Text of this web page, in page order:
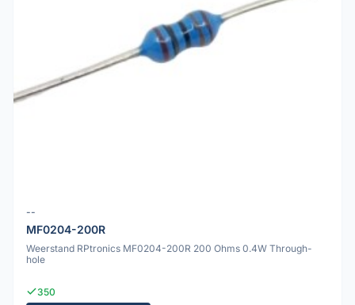
--
MF0204-200R
Weerstand RPtronics MF0204-200R 200 Ohms 0.4W Through-
hole
350